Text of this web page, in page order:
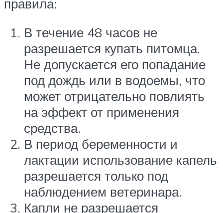
правила:
В течение 48 часов не
разрешается купать питомца.
Не допускается его попадание
под дождь или в водоемы, что
может отрицательно повлиять
на эффект от применения
средства.
В период беременности и
лактации использование капель
разрешается только под
наблюдением ветеринара.
Капли не разрешается